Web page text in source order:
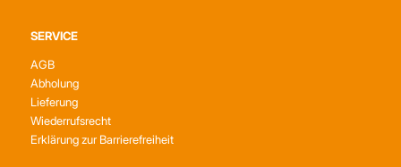
SERVICE
AGB
Abholung
Lieferung
Wiederrufsrecht
Erklärung zur Barrierefreiheit